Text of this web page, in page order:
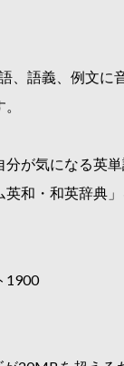
、語義、例文
分が気になる英
和・和英辞典
1900